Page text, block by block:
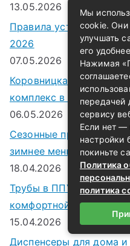
13.05.2026
Правила установки
2026
07.05.2026
Коровницкая Слобода
комплекс в сердце
06.05.2026
Сезонные продукты:
зимнее меню
18.04.2026
Трубы в ППУ изоляции:
комфортной и
15.04.2026
Диспенсеры для дома и
Мы
cookie. Они
улучшать
его
Нажимая
передачей
сервису
Если нет —
настройки
покиньте
Политика
политика